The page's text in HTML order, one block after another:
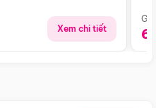
Xem chi tiết